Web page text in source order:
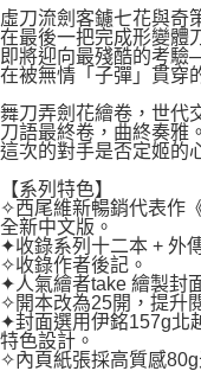
５．嚴禁一人註冊多個帳
恩沛科技股份有限公司將
虛刀流劍客鑢七花與奇
在最後一把完成形變體
即將迎向最殘酷的考驗
在被無情「子彈」貫穿
舞刀弄劍花繪卷，世代
刀語最終卷，曲終奏雅。
這次的對手是否定姬的
【系列特色】
✧西尾維新暢銷代表作
全新中文版。
✦收錄系列十二本 + 外
✧收錄作者後記。
✦人氣繪者take 繪製封
✧開本改為25開，提升
✦封面選用伊銘157g北
特色設計。
✧內頁紙張採高質感80g